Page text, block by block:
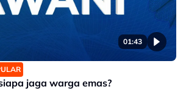
01:43
jaga warga emas?